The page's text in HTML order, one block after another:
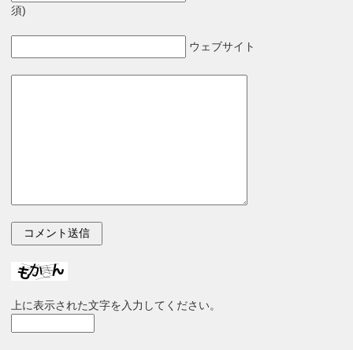
須)
ウェブサイト
上に表示された文字を入力してください。